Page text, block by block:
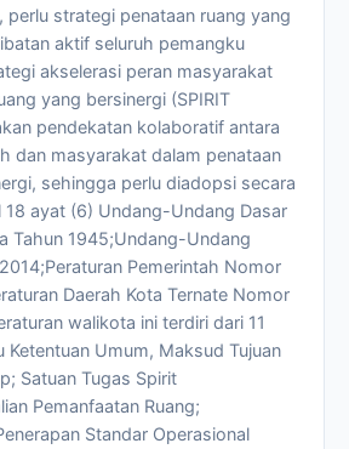
perlu strategi penataan ruang yang
aktif seluruh pemangku
akselerasi peran masyarakat
yang bersinergi (SPIRIT
pendekatan kolaboratif antara
dan masyarakat dalam penataan
sehingga perlu diadopsi secara
Tahun 1945;Undang-Undang
Pemerintah Nomor
Daerah Kota Ternate Nomor
walikota ini terdiri dari 11
Satuan Tugas Spirit
Pemanfaatan Ruang;
Standar Operasional